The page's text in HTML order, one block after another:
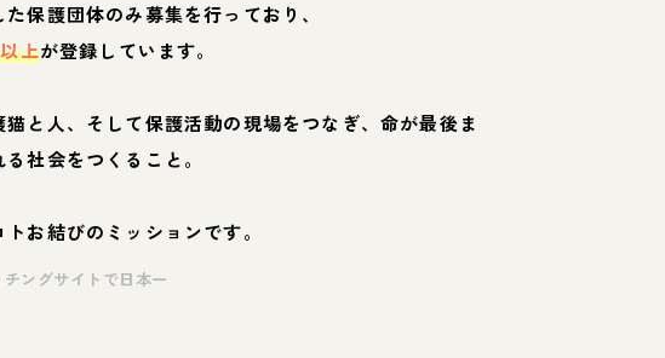
保護団体のみ募集を行っており、
上が登録しています。
と人、そして保護活動の現場をつなぎ、命が最後ま
社会をつくること。
お結びのミッションです。
ングサイトで日本一